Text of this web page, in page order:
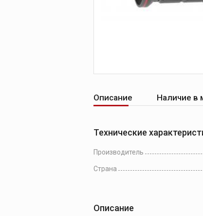
Описание Наличие в
Технические
Производитель
Страна
Описание